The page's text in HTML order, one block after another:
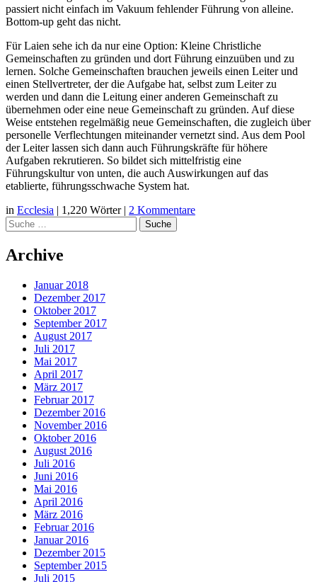
passiert nicht einfach im Vakuum fehlender Führung von alleine.
Bottom-up geht das nicht.
Für Laien sehe ich da nur eine Option: Kleine Christliche
Gemeinschaften zu gründen und dort Führung einzuüben und zu
lernen. Solche Gemeinschaften brauchen jeweils einen Leiter und
einen Stellvertreter, der die Aufgabe hat, selbst zum Leiter zu
werden und dann die Leitung einer anderen Gemeinschaft zu
übernehmen oder eine neue Gemeinschaft zu gründen. Auf diese
Weise entstehen regelmäßig neue Gemeinschaften, die zugleich über
personelle Verflechtungen miteinander vernetzt sind. Aus dem Pool
der Leiter lassen sich dann auch Führungskräfte für höhere
Aufgaben rekrutieren. So bildet sich mittelfristig eine
Führungskultur von unten, die auch Auswirkungen auf das
etablierte, führungsschwache System hat.
in Ecclesia | 1,220 Wörter | 2 Kommentare
Suche
Archive
Januar 2018
Dezember 2017
Oktober 2017
September 2017
August 2017
Juli 2017
Mai 2017
April 2017
März 2017
Februar 2017
Dezember 2016
November 2016
Oktober 2016
August 2016
Juli 2016
Juni 2016
Mai 2016
April 2016
März 2016
Februar 2016
Januar 2016
Dezember 2015
September 2015
Juli 2015